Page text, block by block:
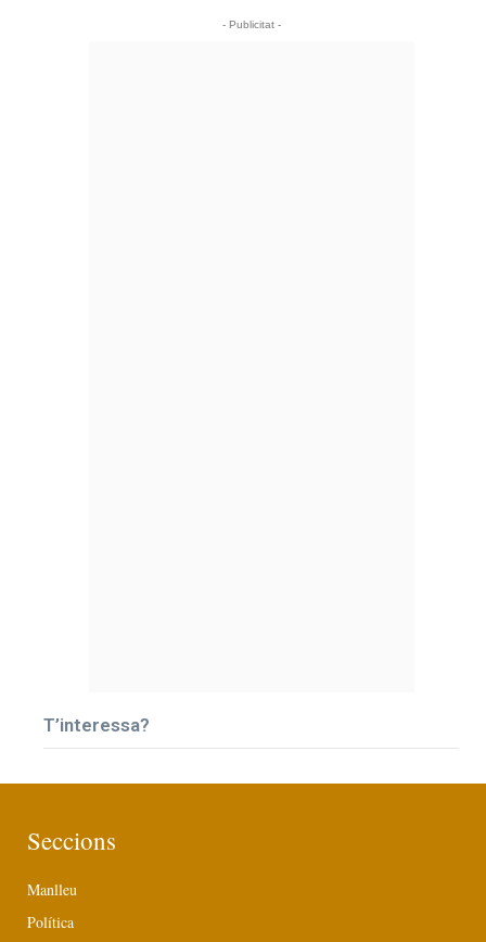
- Publicitat -
T’interessa?
Seccions
Manlleu
Política